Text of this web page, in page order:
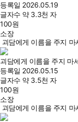
등록일 2026.05.19
글자수 약 3.3천 자
100원
소장
괴담에게 이름을 주지
괴담에게 이름을 주지 마
등록일 2026.05.15
글자수 약 3.5천 자
100원
소장
괴담에게 이름을 주지